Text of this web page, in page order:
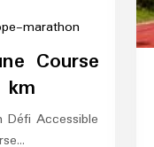
marathon
marathon
Course
Accessible